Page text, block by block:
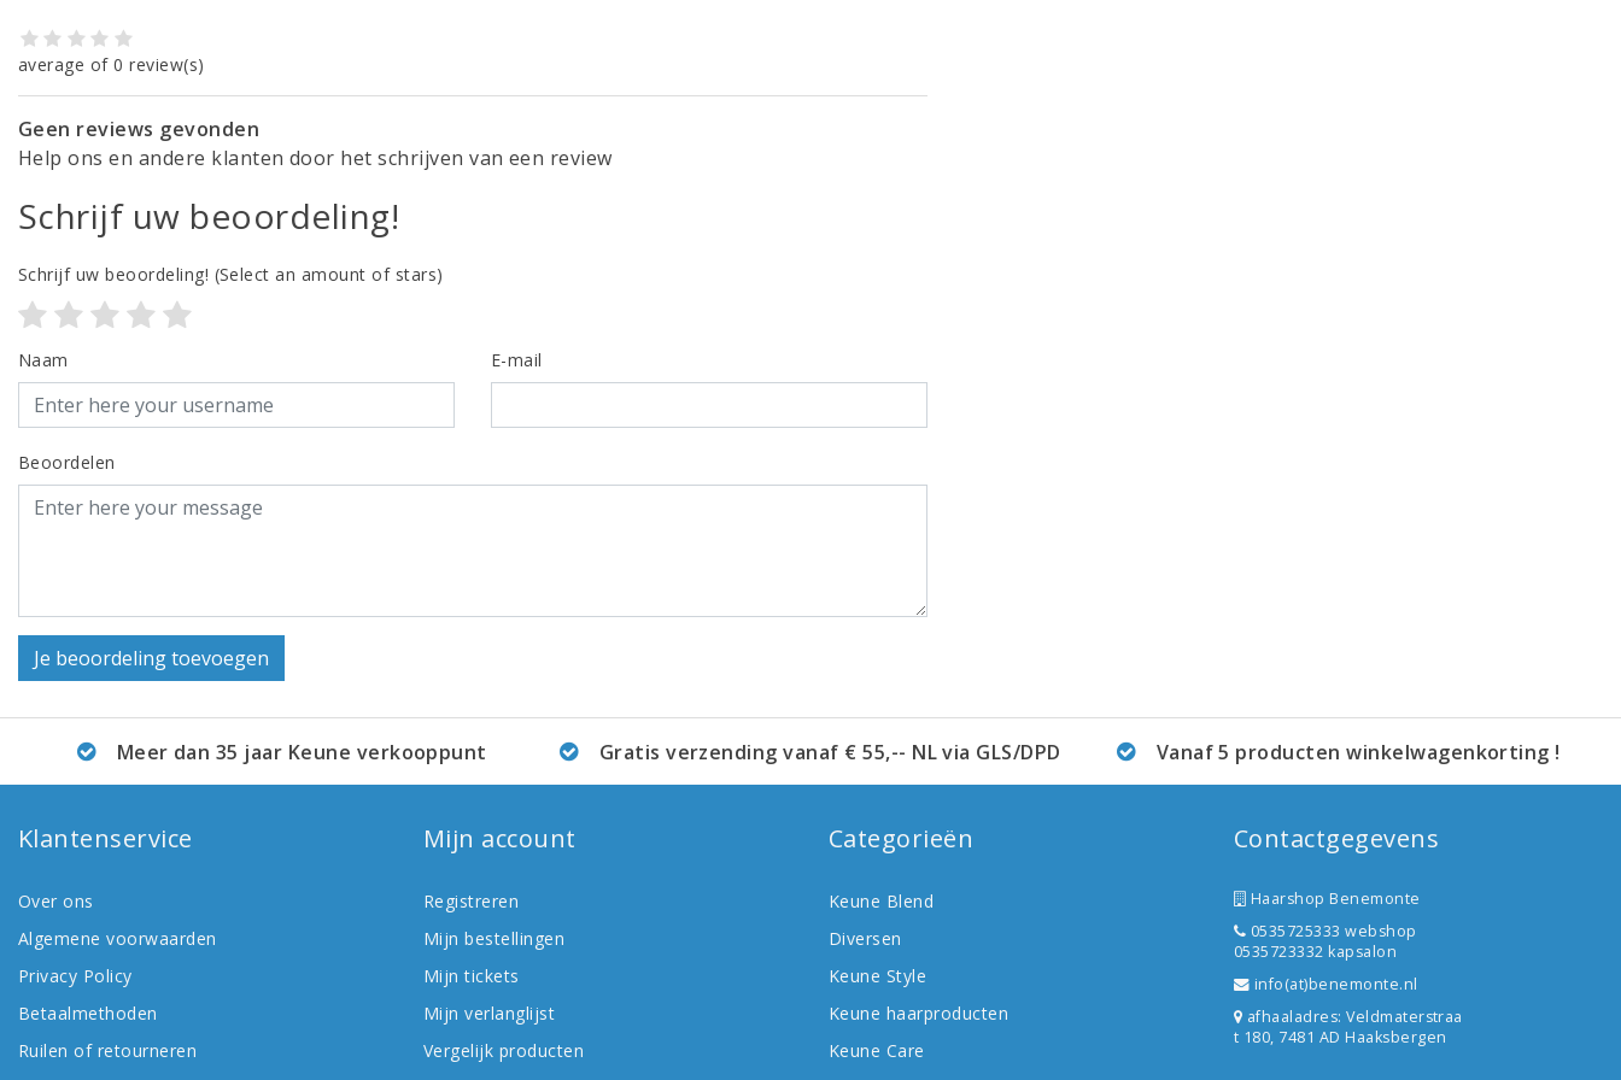
average of 0 review(s)
Geen reviews gevonden
Help ons en andere klanten door het schrijven van een review
Schrijf uw beoordeling!
Schrijf uw beoordeling! (Select an amount of stars)
Naam E-mail
Beoordelen
Je beoordeling toevoegen
Meer dan 35 jaar Keune verkooppunt Gratis verzending vanaf € 55,-- NL via GLS/DPD Vanaf 5 producten winkelwagenkorting !
Klantenservice
Over ons
Algemene voorwaarden
Privacy Policy
Betaalmethoden
Ruilen of retourneren
Mijn account
Registreren
Mijn bestellingen
Mijn tickets
Mijn verlanglijst
Vergelijk producten
Categorieën
Keune Blend
Diversen
Keune Style
Keune haarproducten
Keune Care
Contactgegevens
Haarshop Benemonte
0535725333 webshop
0535723332 kapsalon
info(at)benemonte.nl
afhaaladres: Veldmaterstraa
t 180, 7481 AD Haaksbergen